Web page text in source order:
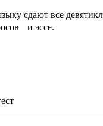
сдают все
и эссе.